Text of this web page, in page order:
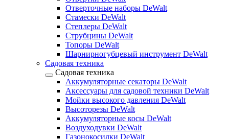
Отверточные наборы DeWalt
Стамески DeWalt
Степлеры DeWalt
Струбцины DeWalt
Топоры DeWalt
Шарнирногубцевый инструмент DeWalt
Садовая техника
Садовая техника
Аккумуляторные секаторы DeWalt
Аксессуары для садовой техники DeWalt
Мойки высокого давления DeWalt
Высоторезы DeWalt
Аккумуляторные косы DeWalt
Воздуходувки DeWalt
Газонокосилки DeWalt